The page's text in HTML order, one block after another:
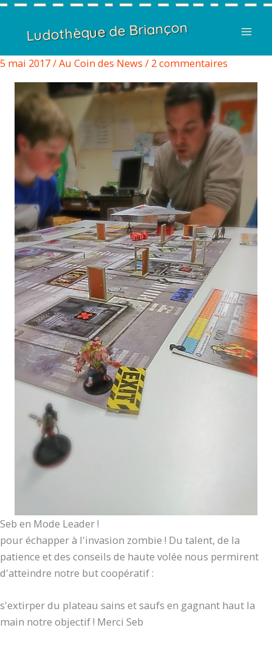
Ludothèque de Briançon
5 mai 2017/Au Coin des News / 2 commentaires
Seb en Mode Leader !
pour échapper à l'invasion zombie ! Du talent, de la
patience et des conseils de haute volée nous permirent
d'atteindre notre but coopératif :
s'extirper du plateau sains et saufs en gagnant haut la
main notre objectif ! Merci Seb